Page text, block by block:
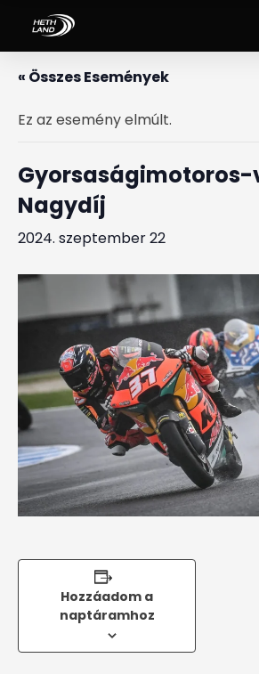
« Összes Események
Ez az esemény elmúlt.
Gyorsaságimotoros-
Nagydíj
2024. szeptember 22
Hozzáadom a
naptáramhoz